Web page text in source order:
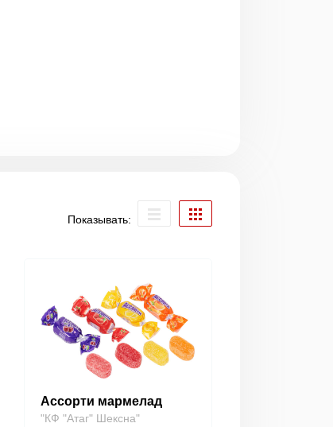
Показывать:
Ассорти мармелад
"КФ "Атаг" Шексна"